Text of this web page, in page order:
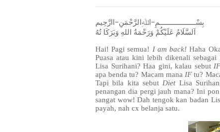
بِسْــــــــــــــــــمِ-اﷲِالرَّحْمَنِ-اارَّحِيم
اَلسَّلَامُ عَلَيْكُمْ وَرَحْمَةُ اللهِ وَبَرَكَا تُهُ
Hai! Pagi semua! I am back!Haha
Puasa atau kini lebih dikenali
Lisa Surihani? Haa gini, kalau sebut IF
apa benda tu? Macam mana IFtu?
Tapi bila kita sebut DietLisa
penangan dia pergi jauh mana? Ini
sangat wow! Dah tengok kan badan
payah, nah cx belanja satu.